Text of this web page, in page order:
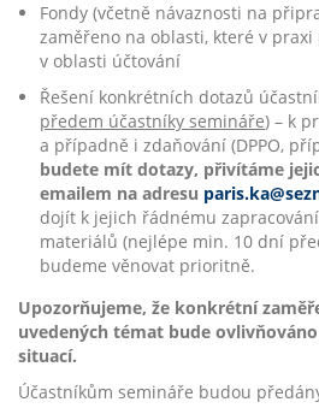
Fondy (včetně návaznosti na
zaměřeno na oblasti, které v
v oblasti účtování
Řešení konkrétních dotazů
předem účastníky semináře) – k
a případně i zdaňování (DPPO,
budete mít dotazy, přivítáme
emailem na adresu
dojít k jejich řádnému
materiálů (nejlépe min. 10 dní
budeme věnovat prioritně.
Upozorňujeme, že konkrétní
uvedených témat bude
situací.
Účastníkům semináře budou